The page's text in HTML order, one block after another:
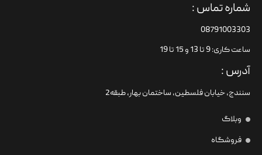
شماره تماس :
08791003303
ساعت کاری: 9 تا 13 و 15 تا 19
آدرس :
سنندج، خیابان فلسطین،‌ ساختمان بهار، طبقه2
وبلاگ
فروشگاه